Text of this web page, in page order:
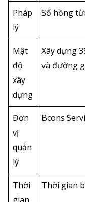
Pháp
lý
Sổ hồng
Mật
độ
xây
dựng
Xây dựng
và đường
Đơn
vị
quản
lý
Bcons
Thời
Thời gian